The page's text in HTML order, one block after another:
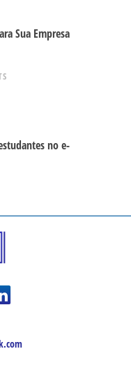
Sua Empresa
no e-